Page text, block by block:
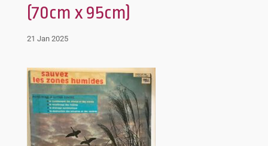
(70cm x 95cm)
21 Jan 2025